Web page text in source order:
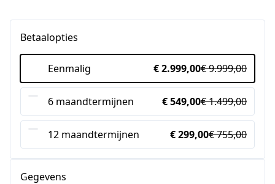
Betaalopties
Eenmalig € 2.999,00€ 9.999,00
6 maandtermijnen € 549,00€ 1.499,00
12 maandtermijnen € 299,00€ 755,00
Gegevens